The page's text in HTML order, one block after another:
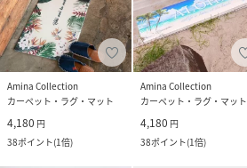
Amina Collection
カーペット・ラグ・マット
4,180 円
38ポイント(1倍)
Amina Collection
カーペット・ラグ・マット
4,180 円
38ポイント(1倍)